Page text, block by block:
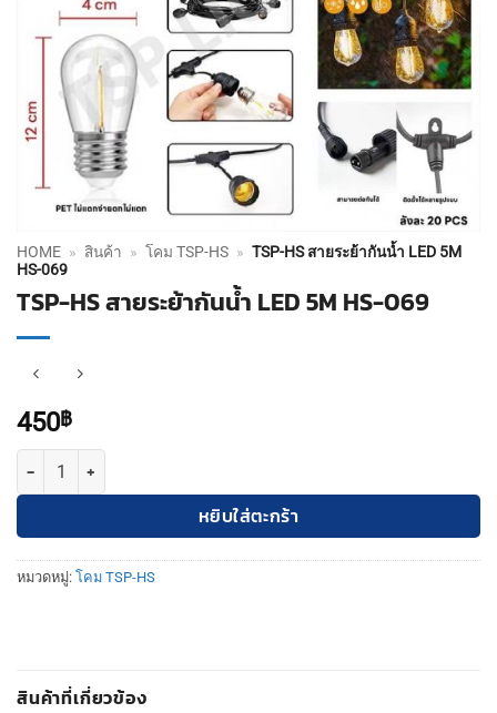
HOME » สินค้า » โคม TSP-HS » TSP-HS สายระย้ากันน้ำ LED 5M
HS-069
TSP-HS สายระย้ากันน้ำ LED 5M HS-069
450฿
จำนวน TSP-HS สายระย้ากันน้ำ LED 5M HS-069 ชิ้น
หยิบใส่ตะกร้า
หมวดหมู่: โคม TSP-HS
สินค้าที่เกี่ยวข้อง